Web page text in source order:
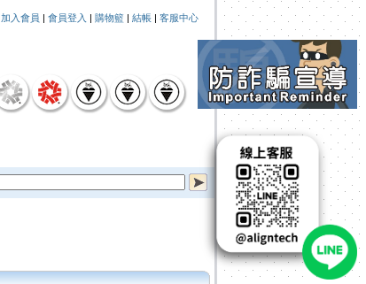
加入會員 | 會員登入 | 購物籃 | 結帳 | 客服中心